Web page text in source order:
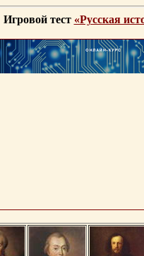
Игровой тест «Русская